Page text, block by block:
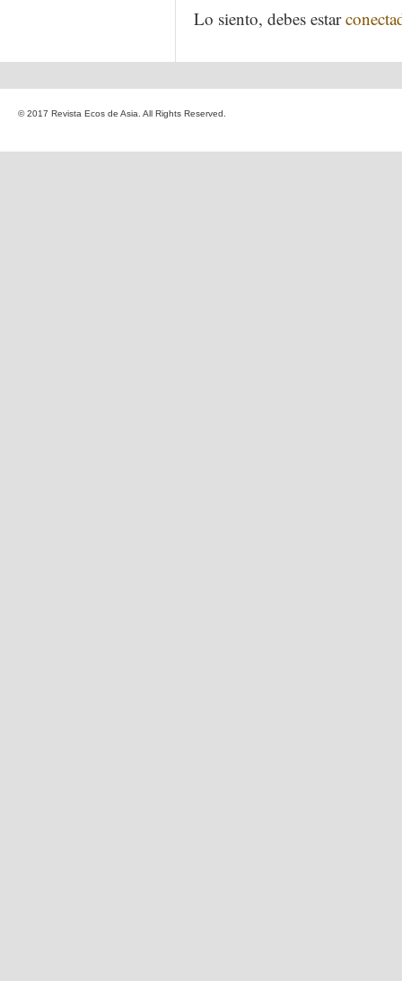
Lo siento, debes estar
© 2017 Revista Ecos de Asia. All Rights Reserved.